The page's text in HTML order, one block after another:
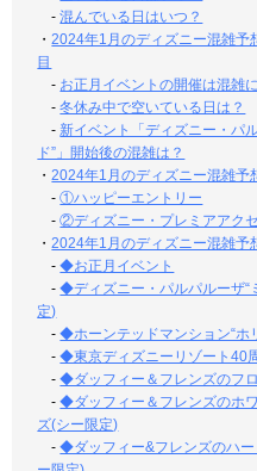
-混んでいる日はいつ？
・2024年1月のディズニー混雑予
目
- お正月イベントの開催は混雑
-冬休み中で空いている日は？
- 新イベント「ディズニー・パ
ド”」開始後の混雑は？
・2024年1月のディズニー混雑予
-①ハッピーエントリー
-②ディズニー・プレミアアク
・2024年1月のディズニー混雑予
-◆お正月イベント
-◆ディズニー・パルパルーザ“
定)
-◆ホーンテッドマンション“ホ
-◆東京ディズニーリゾート40
-◆ダッフィー＆フレンズのフ
-◆ダッフィー＆フレンズのホ
ズ(シー限定)
-◆ダッフィー&フレンズのハ